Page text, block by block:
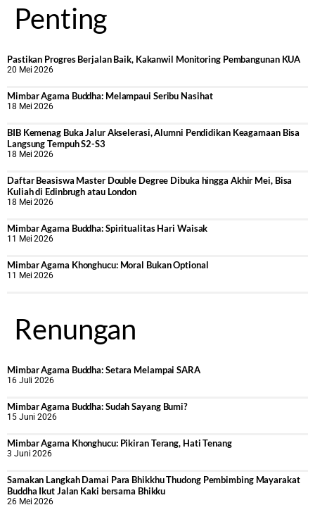
Penting
Pastikan Progres Berjalan Baik, Kakanwil Monitoring Pembangunan KUA
20 Mei 2026
Mimbar Agama Buddha: Melampaui Seribu Nasihat
18 Mei 2026
BIB Kemenag Buka Jalur Akselerasi, Alumni Pendidikan Keagamaan Bisa
Langsung Tempuh S2-S3
18 Mei 2026
Daftar Beasiswa Master Double Degree Dibuka hingga Akhir Mei, Bisa
Kuliah di Edinbrugh atau London
18 Mei 2026
Mimbar Agama Buddha: Spiritualitas Hari Waisak
11 Mei 2026
Mimbar Agama Khonghucu: Moral Bukan Optional
11 Mei 2026
Renungan
Mimbar Agama Buddha: Setara Melampai SARA
16 Juli 2026
Mimbar Agama Buddha: Sudah Sayang Bumi?
15 Juni 2026
Mimbar Agama Khonghucu: Pikiran Terang, Hati Tenang
3 Juni 2026
Samakan Langkah Damai Para Bhikkhu Thudong Pembimbing Mayarakat
Buddha Ikut Jalan Kaki bersama Bhikku
26 Mei 2026